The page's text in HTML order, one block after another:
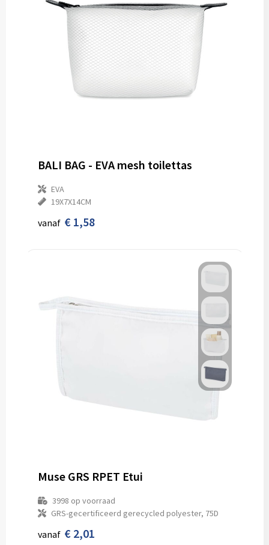
BALI BAG - EVA mesh toilettas
EVA
19X7X14CM
vanaf € 1,58
Muse GRS RPET Etui
3998 op voorraad
GRS-gecertificeerd gerecycled polyester, 75D
vanaf € 2,01